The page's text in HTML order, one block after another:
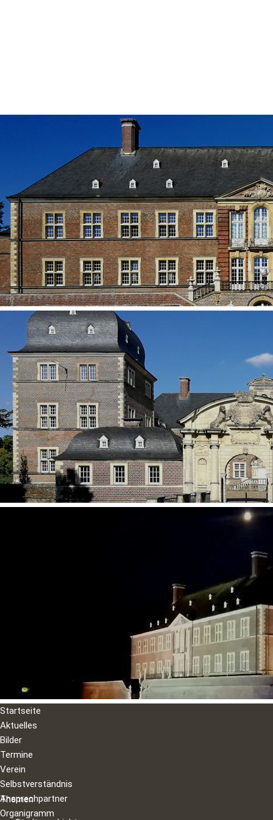
Startseite
Aktuelles
Bilder
Termine
Verein
Selbstverständnis
Ansprechpartner
Organigramm
Themen